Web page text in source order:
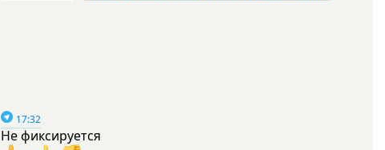
17:32
Не фиксируется